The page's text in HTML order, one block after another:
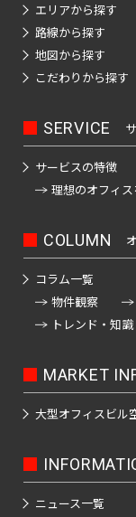
エリアから探す
路線から探す
地図から探す
こだわりから探す
SERVICE
サービスの特徴
理想のオフィス
COLUMN
コラム一覧
物件観察
トレンド・知識
MARKET
大型オフィスビル
ニュース一覧